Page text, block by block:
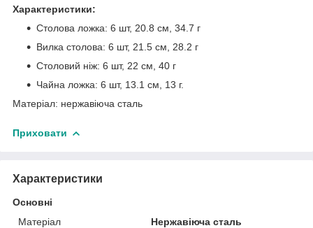
Характеристики:
Столова ложка: 6 шт, 20.8 см, 34.7 г
Вилка столова: 6 шт, 21.5 см, 28.2 г
Столовий ніж: 6 шт, 22 см, 40 г
Чайна ложка: 6 шт, 13.1 см, 13 г.
Матеріал: нержавіюча сталь
Приховати
Характеристики
Основні
Матеріал
Нержавіюча сталь